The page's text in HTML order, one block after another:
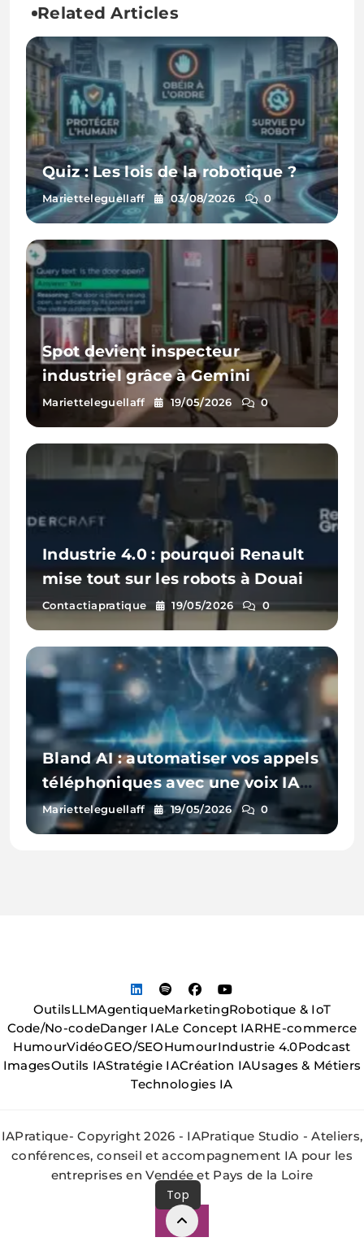
Related Articles
Quiz : Les lois de la robotique ?
Marietteleguellaff 03/08/2026 0
Spot devient inspecteur
industriel grâce à Gemini
Marietteleguellaff 19/05/2026 0
Industrie 4.0 : pourquoi Renault
mise tout sur les robots à Douai
Contactiapratique 19/05/2026 0
Bland AI : automatiser vos appels
téléphoniques avec une voix IA
(sans centre d’appel)
Marietteleguellaff 19/05/2026 0
OutilsLLMAgentiqueMarketingRobotique & IoT
Code/No-codeDanger IALe Concept IARHE-commerce
HumourVidéoGEO/SEOHumourIndustrie 4.0Podcast
ImagesOutils IAStratégie IACréation IAUsages & Métiers
Technologies IA
IAPratique- Copyright 2026 - IAPratique Studio - Ateliers,
conférences, conseil et accompagnement IA pour les
entreprises en Vendée et Pays de la Loire
Top